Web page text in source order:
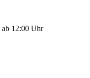
ab 12:00 Uhr